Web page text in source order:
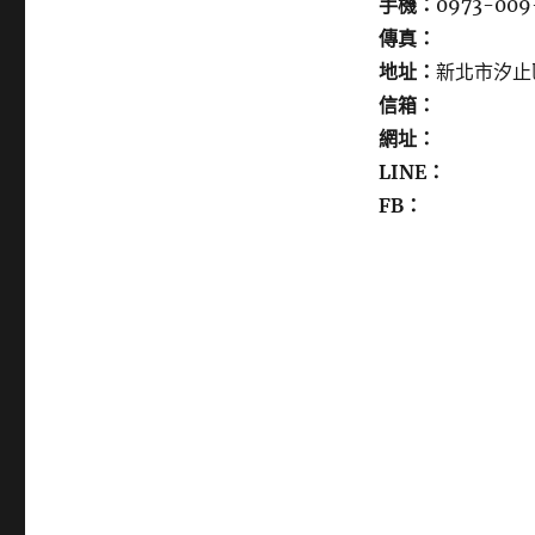
手機： 0973-
傳真：
地址： 新北市汐
信箱：
網址：
LINE：
FB：